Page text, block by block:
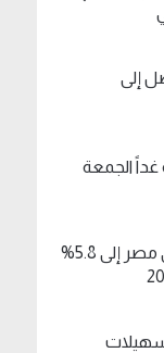
إلى
غداً الجمعة
تراجع معدل البطالة في مصر إلى 5.8%